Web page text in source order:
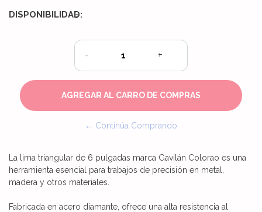
DISPONIBILIDAD:
5
- +
← Continúa Comprando
La lima triangular de 6 pulgadas marca Gavilán Colorao es una
herramienta esencial para trabajos de precisión en metal,
madera y otros materiales.
Fabricada en acero diamante, ofrece una alta resistencia al